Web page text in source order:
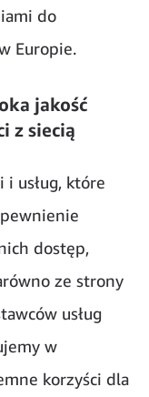
do
Europie.
jakość
z siecią
i usług, które
dostęp,
ze strony
usług
w
korzyści dla